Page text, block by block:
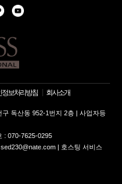
정보처리방침 회사소개
독산동 952-1번지 2층 | 사업자등
: 070-7625-0295
| 호스팅 서비스